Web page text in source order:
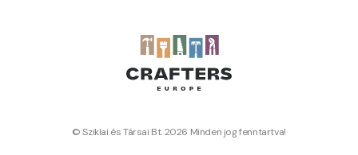
© Sziklai és Társai Bt. 2026 Minden jog fenntartva!